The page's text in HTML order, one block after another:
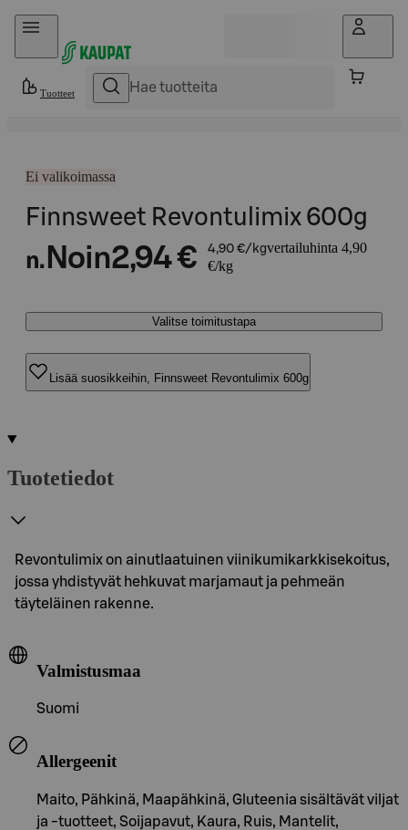
Hyppää sisältöön
Tuotteet
Ei valikoimassa
Finnsweet Revontulimix 600g
n. Noin2,94 € 4,90 €/kgvertailuhinta 4,90
€/kg
Valitse toimitustapa
Lisää suosikkeihin, Finnsweet Revontulimix 600g
Tuotetiedot
Revontulimix on ainutlaatuinen viinikumikarkkisekoitus,
jossa yhdistyvät hehkuvat marjamaut ja pehmeän
täyteläinen rakenne.
Valmistusmaa
Suomi
Allergeenit
Maito, Pähkinä, Maapähkinä, Gluteenia sisältävät viljat
ja -tuotteet, Soijapavut, Kaura, Ruis, Mantelit,